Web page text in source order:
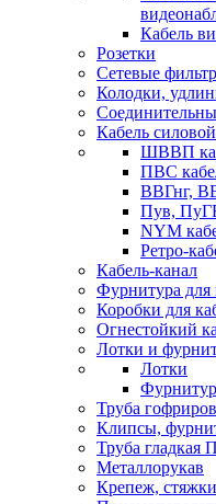
Кабель
Розетки
Сетевые
Колодки,
Кабель силовой
ШВВП
ПВС
ВВГнг,
Пув,
NYM
Ретро-
Кабель-канал
Фурнитура для
Коробки для
Огнестойкий
Лотки и
Лотки
Труба
Клипсы,
Труба гладкая
Металлорукав
Крепеж,